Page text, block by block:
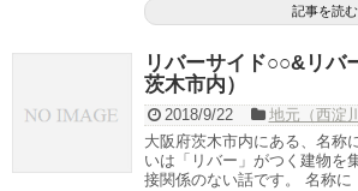
記事を読む
リバーサイド○○&リバ
茨木市内）
2018/9/22
地元（西淀
大阪府茨木市内にある、名称
いは「リバー」がつく建物を
接関係のない話です。 名称に